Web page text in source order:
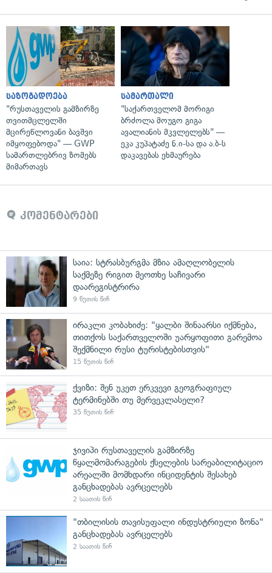
საზოგადოება
"რუსთაველის გამზირზე
თვითმცლელში
მცირეწლოვანი ბავშვი
იმყოფებოდა" — GWP
სამართლებრივ ზომებს
მიმართავს
სამართალი
"საქართველომ მორიგი
ბრძოლა მოუგო გიგა
ავალიანის მკვლელებს" —
ეკა კუპატაძე ნ.ი-სა და ა.ბ-ს
დაკავებას ეხმაურება
კომენტარები
საია: სტრასბურგმა მზია ამაღლობელის
საქმეზე რიგით მეოთხე საჩივარი
დაარეგისტრირა
9 წუთის წინ
ირაკლი კობახიძე: "ყალბი შინაარსი იქმნება,
თითქოს საქართველოში უარყოფითი გარემოა
შექმნილი რუსი ტურისტებისთვის"
15 წუთის წინ
ქვიზი: შენ უკეთ ერკვევი გეოგრაფიულ
ტერმინებში თუ მერვეკლასელი?
35 წუთის წინ
ჯივიპი რუსთაველის გამზირზე
წყალმომარაგების ქსელების სარეაბილიტაციო
არეალში მომხდარი ინციდენტის შესახებ
განცხადებას ავრცელებს
2 საათის წინ
"თბილისის თავისუფალი ინდუსტრიული ზონა"
განცხადებას ავრცელებს
2 საათის წინ